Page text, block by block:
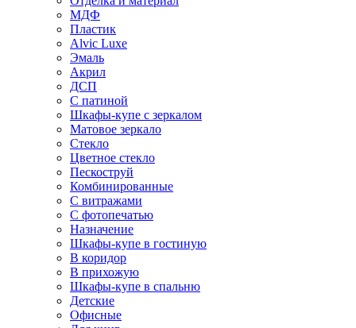
МДФ
Пластик
Alvic Luxe
Эмаль
Акрил
ДСП
С патиной
Шкафы-купе с зеркалом
Матовое зеркало
Стекло
Цветное стекло
Пескоструй
Комбинированные
С витражами
С фотопечатью
Назначение
Шкафы-купе в гостиную
В коридор
В прихожую
Шкафы-купе в спальню
Детские
Офисные